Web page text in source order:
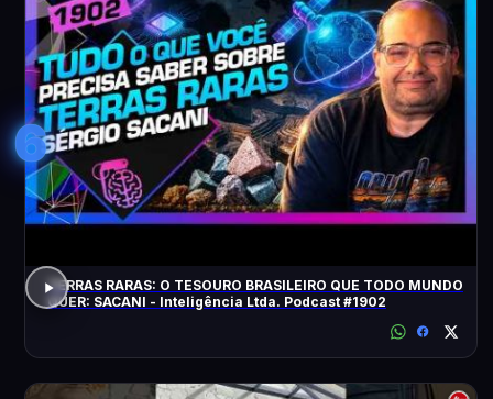
6
TERRAS RARAS: O TESOURO BRASILEIRO QUE TODO MUNDO
QUER: SACANI - Inteligência Ltda. Podcast #1902